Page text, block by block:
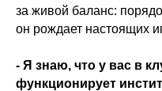
за живой баланс:
он рождает настоящих
- Я знаю, что у вас в
функционирует